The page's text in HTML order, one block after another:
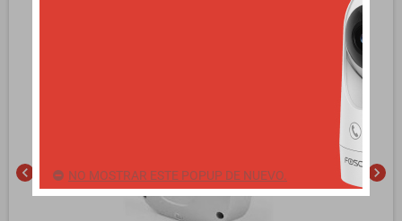
chevron_left chevron_right
NO MOSTRAR ESTE POPUP DE NUEVO.